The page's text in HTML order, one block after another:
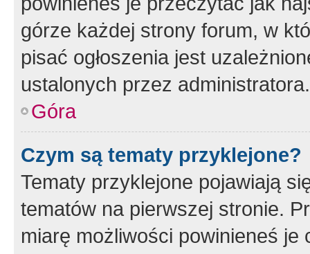
górze każdej strony forum, w
pisać ogłoszenia jest
ustalonych przez administratora.
Góra
Czym są tematy przyklejone?
Tematy przyklejone pojawiają
tematów na pierwszej stronie.
miarę możliwości powinieneś je